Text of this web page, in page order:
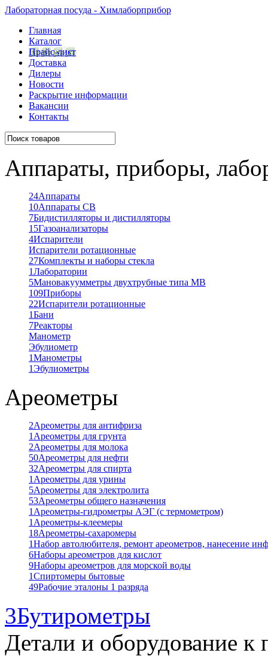
Лабораторная посуда - Химлаборприбор
Главная
Каталог
Прайс-лист
Доставка
Дилеры
Новости
Раскрытие информации
Вакансии
Контакты
Аппараты, приборы,
24Аппараты
10Аппараты СВ
7Бидистилляторы и дистилляторы
15Газоанализаторы
4Испарители
Испарители ротационные
27Комплекты и наборы стекла
1Лаборатории
5Мановакуумметры двухтрубные типа МВ
109Приборы
22Испарители ротационные
1Бани
7Реакторы
Манометр
Эбулиометр
1Манометры
1Эбулиометры
Ареометры
2Ареометры для антифриза
1 Ареометры для грунта
2Ареометры для молока
50Ареометры для нефти
32Ареометры для спирта
1 Ареометры для урины
5Ареометры для электролита
53Ареометры общего назначения
1 Ареометры-гидрометры АЭГ (с термометром)
1 Ареометры-клеемеры
18Ареометры-сахаромеры
1Набор автолюбителя, ремонт ареометров, нанесение
6Наборы ареометров для кислот
9Наборы ареометров для морской воды
1Спиртомеры бытовые
49Рабочие эталоны 1 разряда
3Бутирометры
Детали и оборудование к